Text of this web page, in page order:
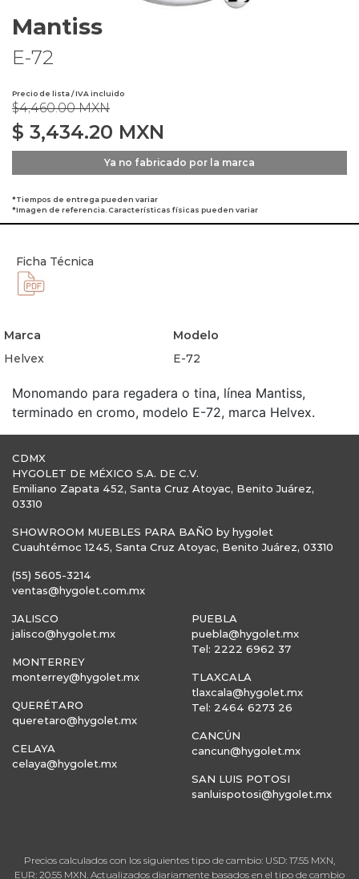
Mantiss
E-72
Precio de lista / IVA incluido
$4,460.00 MXN
$ 3,434.20 MXN
Ya no fabricado por la marca
*Tiempos de entrega pueden variar
*Imagen de referencia. Características físicas pueden variar
Ficha Técnica
Marca
Modelo
Helvex
E-72
Monomando para regadera o tina, línea Mantiss,
terminado en cromo, modelo E-72, marca Helvex.
CDMX
HYGOLET DE MÉXICO S.A. DE C.V.
Emiliano Zapata 452, Santa Cruz Atoyac, Benito Juárez,
03310
SHOWROOM MUEBLES PARA BAÑO by hygolet
Cuauhtémoc 1245, Santa Cruz Atoyac, Benito Juárez, 03310
(55) 5605-3214
ventas@hygolet.com.mx
JALISCO
jalisco@hygolet.mx
MONTERREY
monterrey@hygolet.mx
QUERÉTARO
queretaro@hygolet.mx
CELAYA
celaya@hygolet.mx
PUEBLA
puebla@hygolet.mx
Tel: 2222 6962 37
TLAXCALA
tlaxcala@hygolet.mx
Tel: 2464 6273 26
CANCÚN
cancun@hygolet.mx
SAN LUIS POTOSI
sanluispotosi@hygolet.mx
Precios calculados con los siguientes tipo de cambio: USD: 17.55 MXN,
EUR: 20.55 MXN. Actualizados diariamente basados en el tipo de cambio